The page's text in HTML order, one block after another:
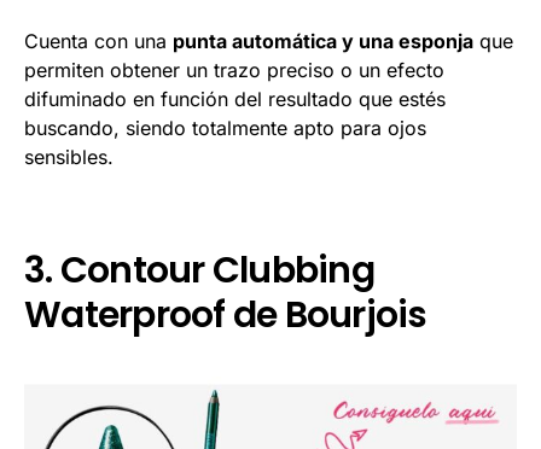
Cuenta con una punta automática y una esponja que
permiten obtener un trazo preciso o un efecto
difuminado en función del resultado que estés
buscando, siendo totalmente apto para ojos
sensibles.
3. Contour Clubbing
Waterproof de Bourjois